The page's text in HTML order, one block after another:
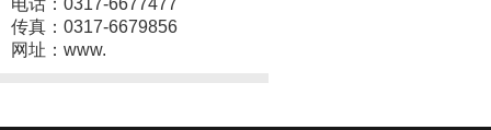
电话：0317-6677477
传真：0317-6679856
网址：www.